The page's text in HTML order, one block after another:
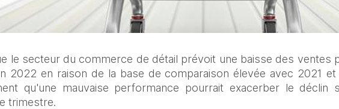
le secteur du commerce de détail prévoit une baisse des ventes
2022 en raison de la base de comparaison élevée avec 2021
qu'une mauvaise performance pourrait exacerber le déclin
trimestre.